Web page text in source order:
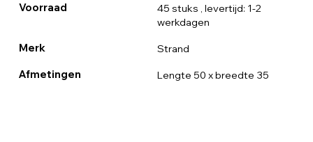
Voorraad 45 stuks , levertijd: 1-2
werkdagen
Merk Strand
Afmetingen Lengte 50 x breedte 35